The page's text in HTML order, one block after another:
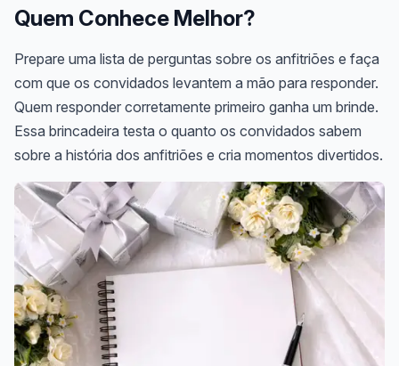
Quem Conhece Melhor?
Prepare uma lista de perguntas sobre os anfitriões e faça
com que os convidados levantem a mão para responder.
Quem responder corretamente primeiro ganha um brinde.
Essa brincadeira testa o quanto os convidados sabem
sobre a história dos anfitriões e cria momentos divertidos.